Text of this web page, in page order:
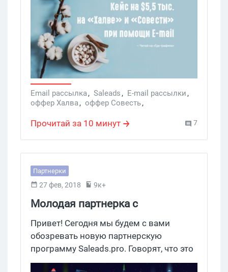
Веб-мастер из Saleads решил испытать
все на собственной шкуре, как
результат – 320 тыс. руб. профита!
Годно? Годно! Так что, как говорится,
смотрите и учитесь.
Email рассылка, Saleads, E-mail рассылки,
оффер Халва, оффер Совесть,
кредитный оффер,годный слив
Прочитай за 10 минут 7
Партнерки
27 фев, 2018 9к+
Молодая партнерка с
финансовыми офферами Saleads
Привет! Сегодня мы будем с вами
обозревать новую партнерскую
программу Saleads.pro. Говорят, что это
такая парнерка, в которой нужно просто